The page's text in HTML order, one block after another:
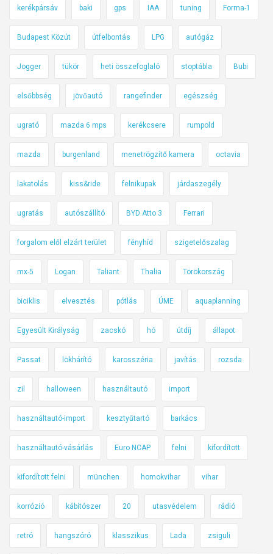
kerékpársáv baki gps IAA tuning Forma-1
Budapest Közút útfelbontás LPG autógáz
Jogger tükör heti összefoglaló stoptábla Bubi
elsőbbség jövőautó rangefinder egészség
ugrató mazda 6 mps kerékcsere rumpold
mazda burgenland menetrögzítő kamera octavia
lakatolás kiss&ride felnikupak járdaszegély
ugratás autószállító BYD Atto 3 Ferrari
forgalom elől elzárt terület fényhíd szigetelőszalag
mx-5 Logan Taliant Thalia Törökország
biciklis elvesztés pótlás ÚME aquaplanning
Egyesült Királyság zacskó hó útdíj állapot
Passat lökhárító karosszéria javítás rozsda
zil halloween használtautó import
használtautó-import kesztyűtartó barkács
használtautó-vásárlás Euro NCAP felni kifordított
kifordított felni münchen homokvihar vihar
korrózió kábítószer 20 utasvédelem rádió
retró hangszóró klasszikus Lada zsiguli